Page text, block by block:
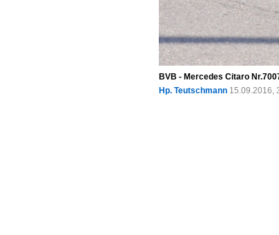
BVB - Mercedes Citaro
Hp. Teutschmann 15.09.2016,